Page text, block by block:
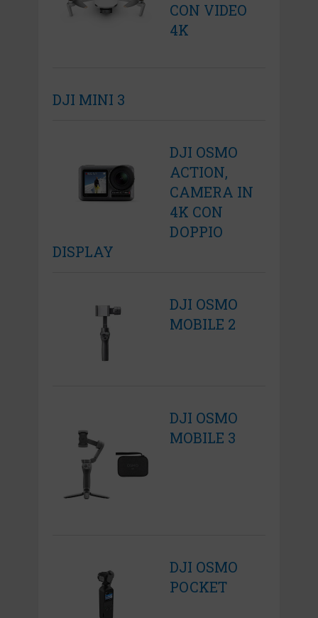
CON VIDEO
4K
DJI MINI 3
DJI OSMO
ACTION,
CAMERA IN
4K CON
DOPPIO
DISPLAY
DJI OSMO
MOBILE 2
DJI OSMO
MOBILE 3
DJI OSMO
POCKET